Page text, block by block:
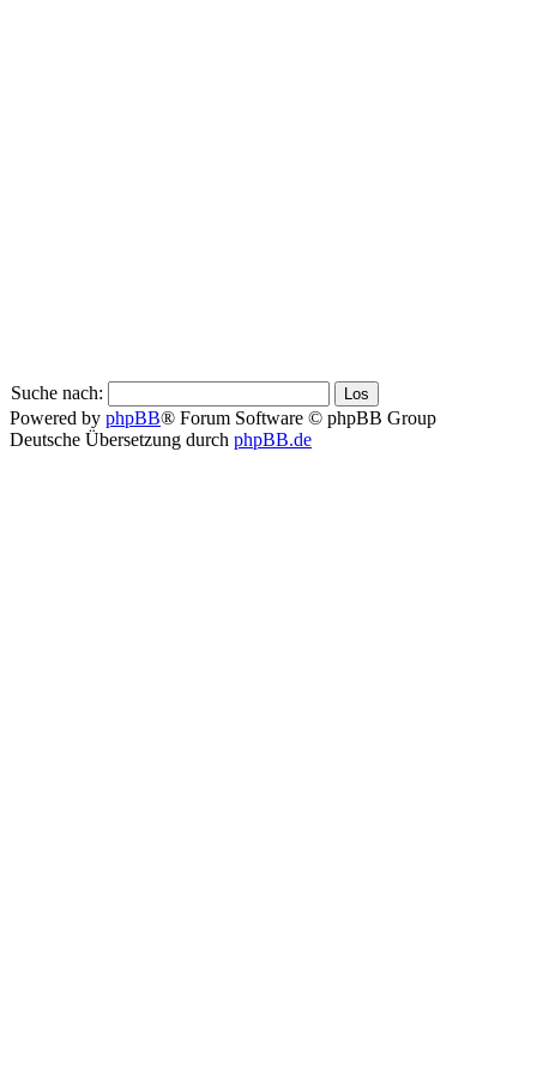
Suche nach:
Powered by phpBB® Forum Software © phpBB Group
Deutsche Übersetzung durch phpBB.de